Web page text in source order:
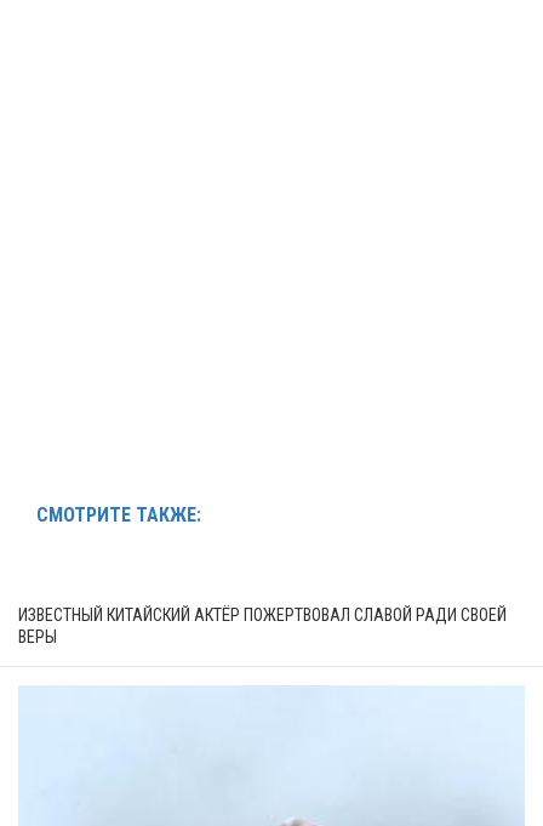
СМОТРИТЕ ТАКЖЕ:
ИЗВЕСТНЫЙ КИТАЙСКИЙ АКТЁР ПОЖЕРТВОВАЛ СЛАВОЙ РАДИ СВОЕЙ
ВЕРЫ